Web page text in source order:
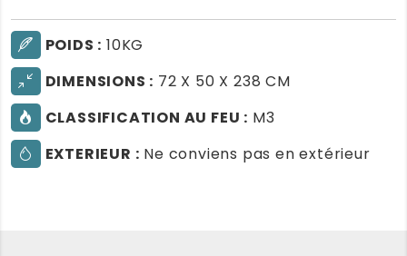
POIDS : 10KG
DIMENSIONS : 72 X 50 X 238 CM
CLASSIFICATION AU FEU : M3
EXTERIEUR : Ne conviens pas en extérieur